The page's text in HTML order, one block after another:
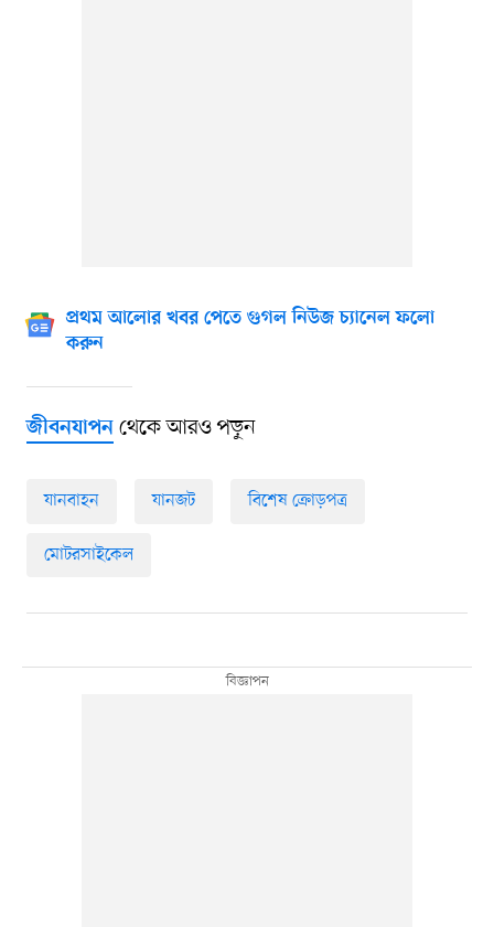
প্রথম আলোর খবর পেতে গুগল নিউজ চ্যানেল ফলো
করুন
জীবনযাপনথেকে আরও পড়ুন
যানবাহন যানজট বিশেষ ক্রোড়পত্র
মোটরসাইকেল